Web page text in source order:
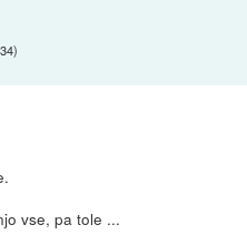
)
vse, pa tole ...